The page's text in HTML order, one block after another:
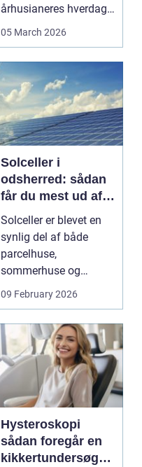
århusianeres hverdag.
Flere bruger den både
05 March 2026
Solceller i
odsherred: sådan
får du mest ud af
solen
Solceller er blevet en
synlig del af både
parcelhuse,
sommerhuse og
mindre erhverv i
09 February 2026
Hysteroskopi
sådan foregår en
kikkertundersøgel